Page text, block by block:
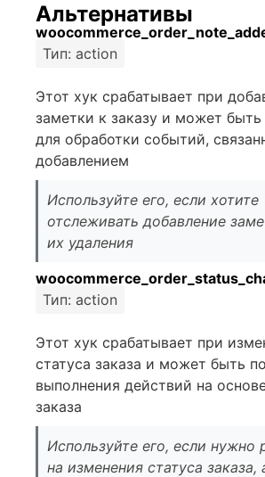
Альтернативы
Тип: action
Этот хук срабатывает при
заметки к заказу и может быть
для обработки событий,
добавлением
Используйте его, если хотите
отслеживать добавление
их удаления
Тип: action
Этот хук срабатывает при
статуса заказа и может быть
выполнения действий на
заказа
Используйте его, если нужно
на изменения статуса заказа,